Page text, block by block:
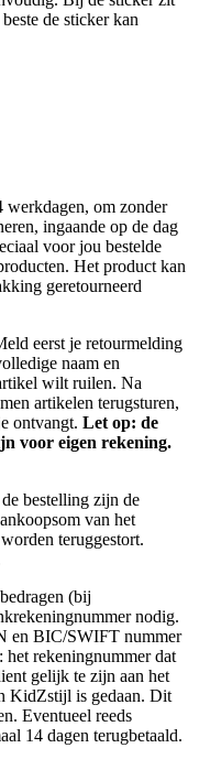
de sticker kan
werkdagen, om zonder
ingaande op de dag
voor jou bestelde
Het product kan
geretourneerd
eerst je retourmelding
naam en
wilt ruilen. Na
artikelen terugsturen,
ontvangt. Let op: de
voor eigen rekening.
bestelling zijn de
van het
teruggestort.
(bij
nodig.
en BIC/SWIFT nummer
rekeningnummer dat
gelijk te zijn aan het
KidZstijl is gedaan. Dit
Eventueel reeds
14 dagen terugbetaald.